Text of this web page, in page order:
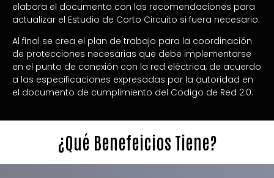
elabora el documento con las recomendaciones para
actualizar el Estudio de Corto Circuito si fuera necesario.
Al final se crea el plan de trabajo para la coordinación
de protecciones necesarias que debe implementarse
en el punto de conexión con la red eléctrica, de acuerdo
a las especificaciones expresadas por la autoridad en
el documento de cumplimiento del Codigo de Red 2.0.
¿Qué Benefeicios Tiene?